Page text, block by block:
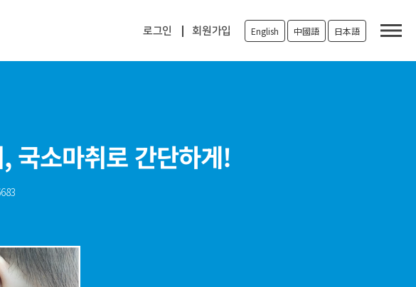
로그인 회원가입 English 中國語 日本語
국소마취로 간단하게!